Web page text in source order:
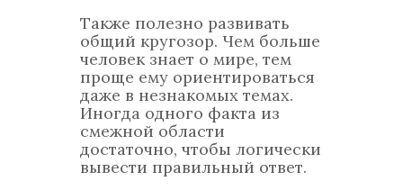
Также полезно развивать
общий кругозор. Чем больше
человек знает о мире, тем
проще ему ориентироваться
даже в незнакомых темах.
Иногда одного факта из
смежной области
достаточно, чтобы логически
вывести правильный ответ.